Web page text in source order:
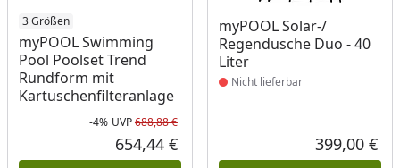
3 Größen
myPOOL Swimming
Pool Poolset Trend
Rundform mit
Kartuschenfilteranlage
Rabatt in Prozent
-4%
Ursprünglicher Preis
UVP688,88 €
Aktueller Preis
654,44 €
myPOOL Solar-/
Regendusche Duo - 40
Liter
Produkt nicht lieferbar
Nicht lieferbar
399,00 €